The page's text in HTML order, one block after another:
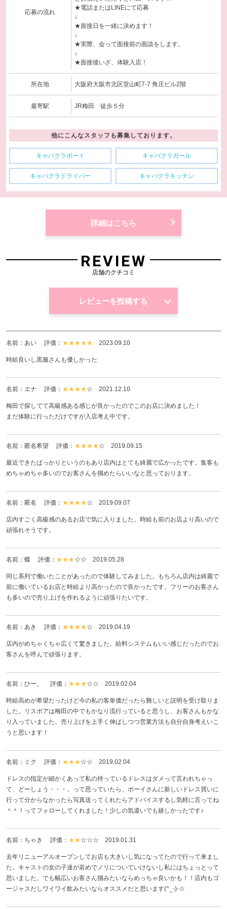
応募の流れ
★電話またはLINEにて応募
↓
★面接日を一緒に決めます！
↓
★実際、会って面接前の面談をします。
↓
★面接後いざ、体験入店！
所在地 大阪府大阪市北区堂山町7-7 角庄ビル2階
最寄駅 JR梅田 徒歩５分
他にこんなスタッフも募集しております。
キャバクラボーイ キャバクラガール
キャバクラドライバー キャバクラキッチン
詳細はこちら
REVIEW
店舗のクチコミ
レビューを投稿する
名前：あい 評価： ★★★★★ 2023.09.10
時給良いし黒服さんも優しかった
名前：エナ 評価： ★★★★☆ 2021.12.10
梅田で探してて高級感ある感じが良かったのでこのお店に決めました！
まだ体験に行っただけですが入店考え中です。
名前：匿名希望 評価： ★★★★☆ 2019.09.15
最近できたばっかりというのもあり店内はとても綺麗で広かったです。集客も
めちゃめちゃ多いのでお客さんを掴めたらいいなと思っております。
名前：匿名 評価： ★★★★☆ 2019.09.07
店内すごく高級感のあるお店で気に入りました。時給も前のお店より高いので
頑張れそうです。
名前：蝶 評価： ★★★☆☆ 2019.05.28
同じ系列で働いたことがあったので体験してみました。もちろん店内は綺麗で
前に働いているお店と時給より高かったので良かったです。フリーのお客さん
も多いので売り上げを作れるように頑張りたいです。
名前：あき 評価： ★★★★☆ 2019.04.19
店内がめちゃくちゃ広くて驚きました。給料システムもいい感じだったのでお
客さんを呼んで頑張ります。
名前：ひー。 評価： ★★★☆☆ 2019.02.04
時給高めが希望だったけど今の私の客単価だったら難しいと説明を受け取りま
した。リスボアは梅田の中でもかなり流行っていると思うし、お客さんもかな
り入っていました。売り上げを上手く伸ばしつつ営業方法も自分自身考えいこ
うと思います！
名前：ミク 評価： ★★★☆☆ 2019.02.04
ドレスの指定が細かくあって私の持っているドレスはダメって言われちゃっ
て、どーしょう・・・。って思っていたら、ボーイさんに新しいドレス買いに
行って分からなかったら写真送ってくれたらアドバイスするし気軽に言ってね
＾＾！ってフォローしてくれました！少しの気遣いでも嬉しかったです♪
名前：ちゃき 評価： ★★☆☆☆ 2019.01.31
去年リニューアルオープンしてお店も大きいし気になってたので行って来まし
た。キャストの女の子達が若めでノリについていけないし私にはちょっとって
思いました。でも幅広いお客さん掴みたいならめっちゃ良いかも！！店内もゴ
ージャスだしワイワイ飲みたいならオススメだと思います(^_-)-☆